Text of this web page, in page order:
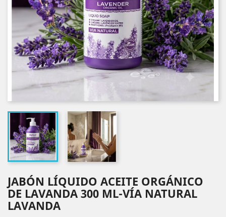
JABÓN LÍQUIDO ACEITE ORGÁNICO
DE LAVANDA 300 ML-VÍA NATURAL
LAVANDA